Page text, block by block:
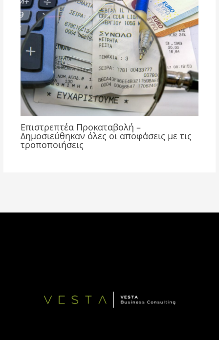
Επιστρεπτέα Προκαταβολή –
Δημοσιεύθηκαν όλες οι αποφάσεις με τις
τροποποιήσεις